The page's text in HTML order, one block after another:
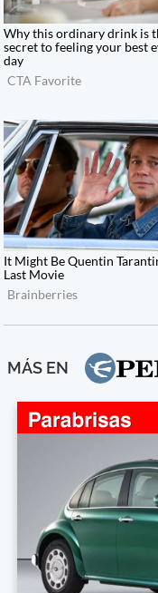
MÁS EN